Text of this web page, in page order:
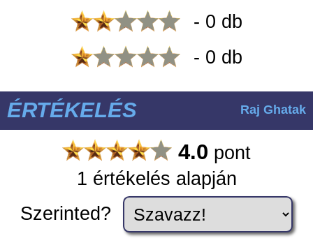
- 0 db
- 0 db
ÉRTÉKELÉS Raj Ghatak
4.0 pont
1 értékelés alapján
Szerinted?